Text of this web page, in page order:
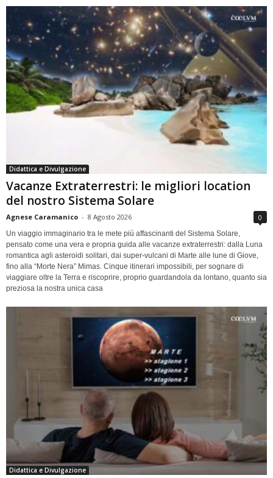
Didattica e Divulgazione
Vacanze Extraterrestri: le migliori location
del nostro Sistema Solare
Agnese Caramanico - 8 Agosto 2026 0
Un viaggio immaginario tra le mete più affascinanti del Sistema Solare,
pensato come una vera e propria guida alle vacanze extraterrestri: dalla Luna
romantica agli asteroidi solitari, dai super-vulcani di Marte alle lune di Giove,
fino alla “Morte Nera” Mimas. Cinque itinerari impossibili, per sognare di
viaggiare oltre la Terra e riscoprire, proprio guardandola da lontano, quanto sia
preziosa la nostra unica casa
Didattica e Divulgazione